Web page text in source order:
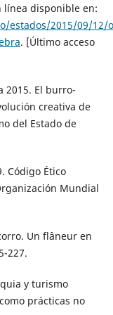
línea disponible en:
estados/2015/09/12/
. [Último acceso
2015. El burro-
creativa de
del Estado de
Código Ético
Mundial
Un flâneur en
227.
y turismo
prácticas no